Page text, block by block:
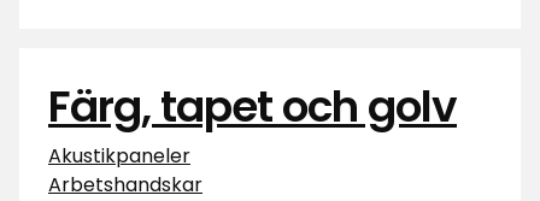
Färg, tapet och golv
Akustikpaneler
Arbetshandskar